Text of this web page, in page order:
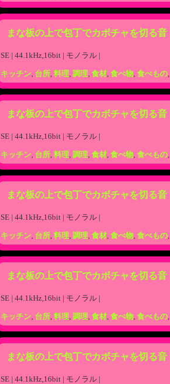
まな板の上で包丁でカボチャを切る音
SE | 44.1kHz,16bit | モノラル |
キッチン, 台所, 料理, 調理, 食材, 食べ物, 食べもの,
まな板の上で包丁でカボチャを切る音
SE | 44.1kHz,16bit | モノラル |
キッチン, 台所, 料理, 調理, 食材, 食べ物, 食べもの,
まな板の上で包丁でカボチャを切る音
SE | 44.1kHz,16bit | モノラル |
キッチン, 台所, 料理, 調理, 食材, 食べ物, 食べもの,
まな板の上で包丁でカボチャを切る音
SE | 44.1kHz,16bit | モノラル |
キッチン, 台所, 料理, 調理, 食材, 食べ物, 食べもの,
まな板の上で包丁でカボチャを切る音
SE | 44.1kHz,16bit | モノラル |